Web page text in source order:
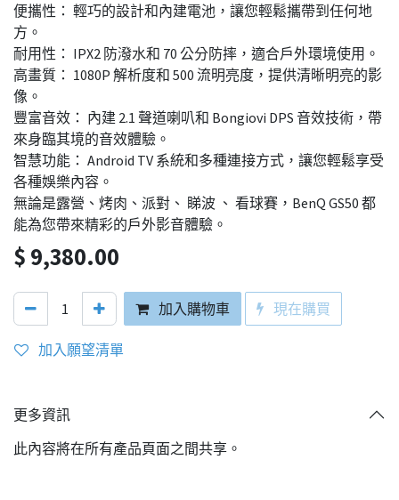
便攜性： 輕巧的設計和內建電池，讓您輕鬆攜帶到任何地
方。
耐用性： IPX2 防潑水和 70 公分防摔，適合戶外環境使用。
高畫質： 1080P 解析度和 500 流明亮度，提供清晰明亮的影
像。
豐富音效： 內建 2.1 聲道喇叭和 Bongiovi DPS 音效技術，帶
來身臨其境的音效體驗。
智慧功能： Android TV 系統和多種連接方式，讓您輕鬆享受
各種娛樂內容。
無論是露營、烤肉、派對、 睇波 、 看球賽，BenQ GS50 都
能為您帶來精彩的戶外影音體驗。
$9,380.00
加入購物車 現在購買
加入願望清單
更多資訊
此內容將在所有產品頁面之間共享。